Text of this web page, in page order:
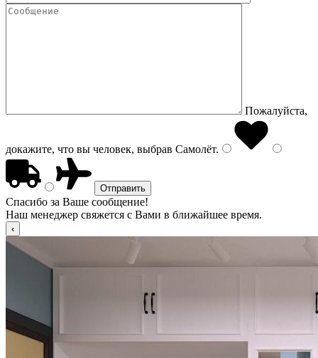
Пожалуйста,
докажите, что вы человек, выбрав Самолёт.
Спасибо за Ваше сообщение!
Наш менеджер свяжется с Вами в ближайшее время.